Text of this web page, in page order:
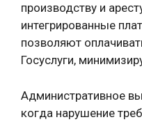
производству и
интегрированные
позволяют
Госуслуги,
Административное
когда нарушение